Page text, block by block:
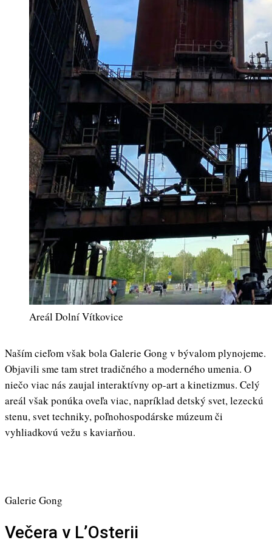
Areál Dolní Vítkovice
Naším cieľom však bola Galerie Gong v bývalom plynojeme.
Objavili sme tam stret tradičného a moderného umenia. O
niečo viac nás zaujal interaktívny op-art a kinetizmus. Celý
areál však ponúka oveľa viac, napríklad detský svet, lezeckú
stenu, svet techniky, poľnohospodárske múzeum či
vyhliadkovú vežu s kaviarňou.
Galerie Gong
Večera v L’Osterii